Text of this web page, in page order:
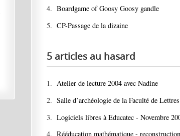
4.Boardgame of Goosy Goosy gandle
5.CP-Passage de la dizaine
5 articles au hasard
1.Atelier de lecture 2004 avec Nadine
2.Salle d’archéologie de la Faculté de
3.Logiciels libres à Educatec - Novembre
4.Rééducation mathématique -